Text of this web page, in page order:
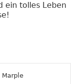
ein tolles Leben
Marple